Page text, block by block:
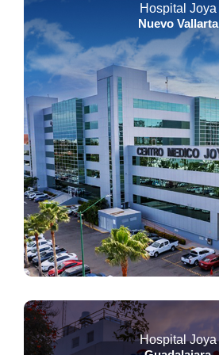
Hospital Joya
Nuevo Vallarta
Hospital Joya